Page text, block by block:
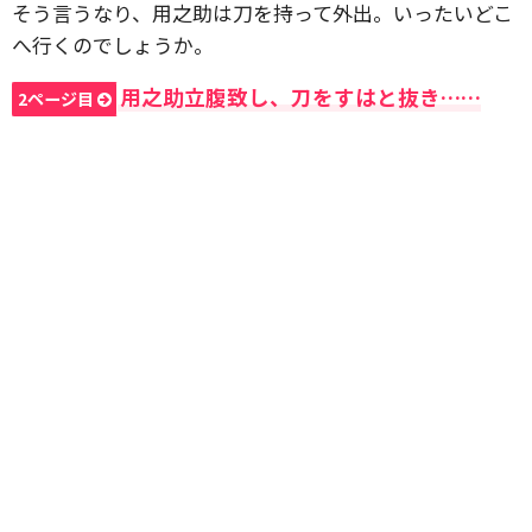
そう言うなり、用之助は刀を持って外出。いったいどこ
へ行くのでしょうか。
2ページ目 用之助立腹致し、刀をすはと抜き……